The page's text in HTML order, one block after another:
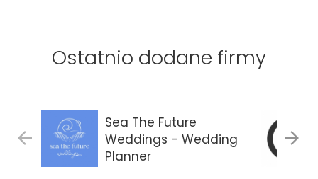
Ostatnio dodane firmy
Sea The Future
Weddings - Wedding
Planner